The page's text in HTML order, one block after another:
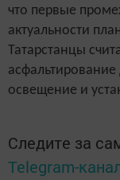
что первые
актуальности
Татарстанцы
асфальтирование
освещение и
Следите за
Telegram-